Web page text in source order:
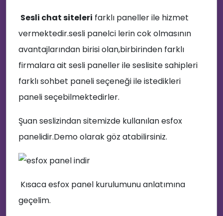
😆
Sesli chat siteleri farklı paneller ile hizmet
vermektedir.sesli panelci lerin cok olmasının
avantajlarından birisi olan,birbirinden farklı
firmalara ait sesli paneller ile seslisite sahipleri
farklı sohbet paneli seçeneği ile istedikleri
paneli seçebilmektedirler.
Şuan seslizindan sitemizde kullanılan esfox
panelidir.Demo olarak göz atabilirsiniz.
Kısaca esfox panel kurulumunu anlatımına
geçelim.